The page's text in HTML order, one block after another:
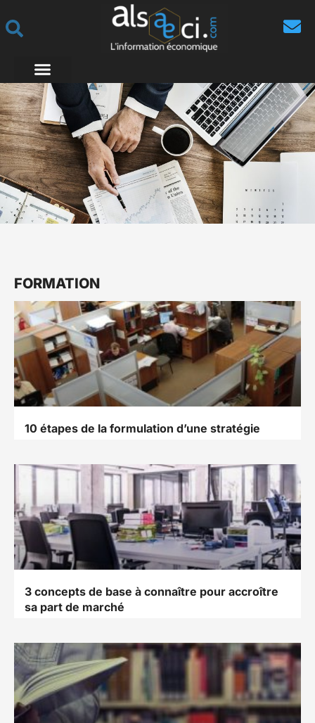
FORMATION
10 étapes de la formulation d’une stratégie
3 concepts de base à connaître pour accroître
sa part de marché